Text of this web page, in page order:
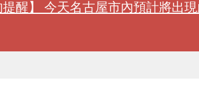
醒】 今天名古屋市內預計將出